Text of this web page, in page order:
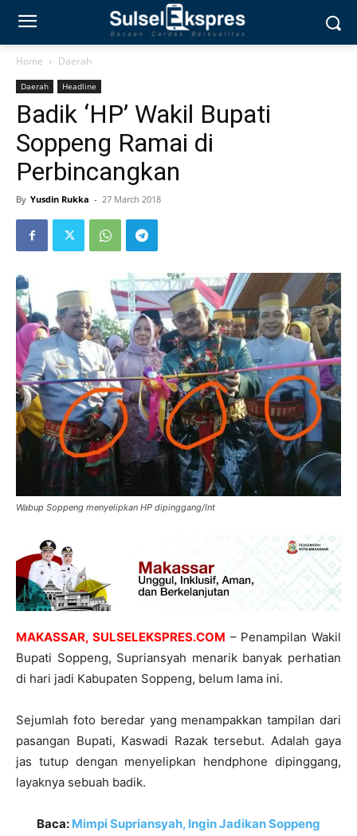
Home Daerah
Daerah Headline
Badik ‘HP’ Wakil Bupati
Soppeng Ramai di
Perbincangkan
By Yusdin Rukka - 27 March 2018
Wabup Soppeng menyelipkan HP dipinggang/Int
MAKASSAR, SULSELEKSPRES.COM – Penampilan Wakil
Bupati Soppeng, Supriansyah menarik banyak perhatian
di hari jadi Kabupaten Soppeng, belum lama ini.
Sejumlah foto beredar yang menampakkan tampilan dari
pasangan Bupati, Kaswadi Razak tersebut. Adalah gaya
jas tutup dengan menyelipkan hendphone dipinggang,
layaknya sebuah badik.
Baca: Mimpi Supriansyah, Ingin Jadikan Soppeng